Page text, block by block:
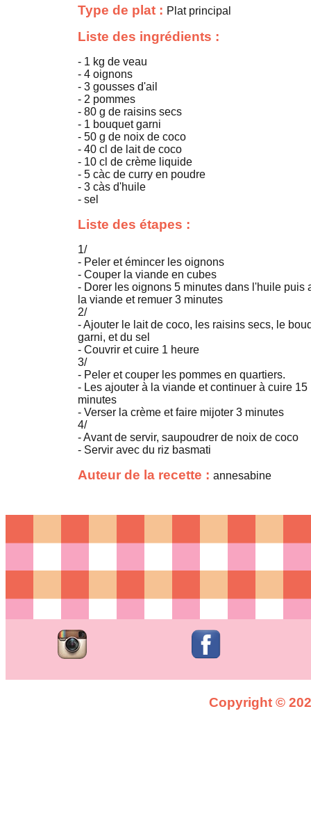
Type de plat : Plat principal
Liste des ingrédients :
- 1 kg de veau
- 4 oignons
- 3 gousses d'ail
- 2 pommes
- 80 g de raisins secs
- 1 bouquet garni
- 50 g de noix de coco
- 40 cl de lait de coco
- 10 cl de crème liquide
- 5 càc de curry en poudre
- 3 càs d'huile
- sel
Liste des étapes :
1/
- Peler et émincer les oignons
- Couper la viande en cubes
- Dorer les oignons 5 minutes dans l'huile puis
la viande et remuer 3 minutes
2/
- Ajouter le lait de coco, les raisins secs, le
garni, et du sel
- Couvrir et cuire 1 heure
3/
- Peler et couper les pommes en quartiers.
- Les ajouter à la viande et continuer à cuire 15
minutes
- Verser la crème et faire mijoter 3 minutes
4/
- Avant de servir, saupoudrer de noix de coco
- Servir avec du riz basmati
Auteur de la recette : annesabine
Copyright ©